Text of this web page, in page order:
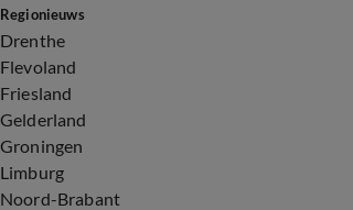
Regionieuws
Drenthe
Flevoland
Friesland
Gelderland
Groningen
Limburg
Noord-Brabant